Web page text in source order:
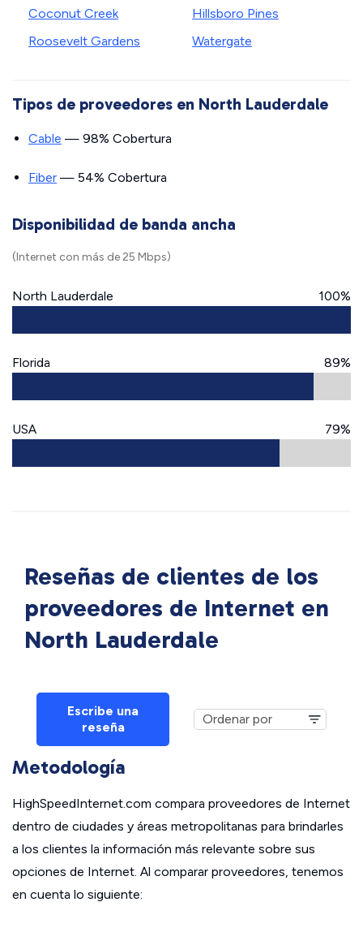
Coconut Creek
Roosevelt Gardens
Hillsboro Pines
Watergate
Tipos de proveedores en North Lauderdale
Cable — 98% Cobertura
Fiber — 54% Cobertura
Disponibilidad de banda ancha
(Internet con más de 25 Mbps)
North Lauderdale 100%
Florida 89%
USA 79%
Reseñas de clientes de los
proveedores de Internet en
North Lauderdale
Escribe una
reseña
Metodología
HighSpeedInternet.com compara proveedores de Internet
dentro de ciudades y áreas metropolitanas para brindarles
a los clientes la información más relevante sobre sus
opciones de Internet. Al comparar proveedores, tenemos
en cuenta lo siguiente: